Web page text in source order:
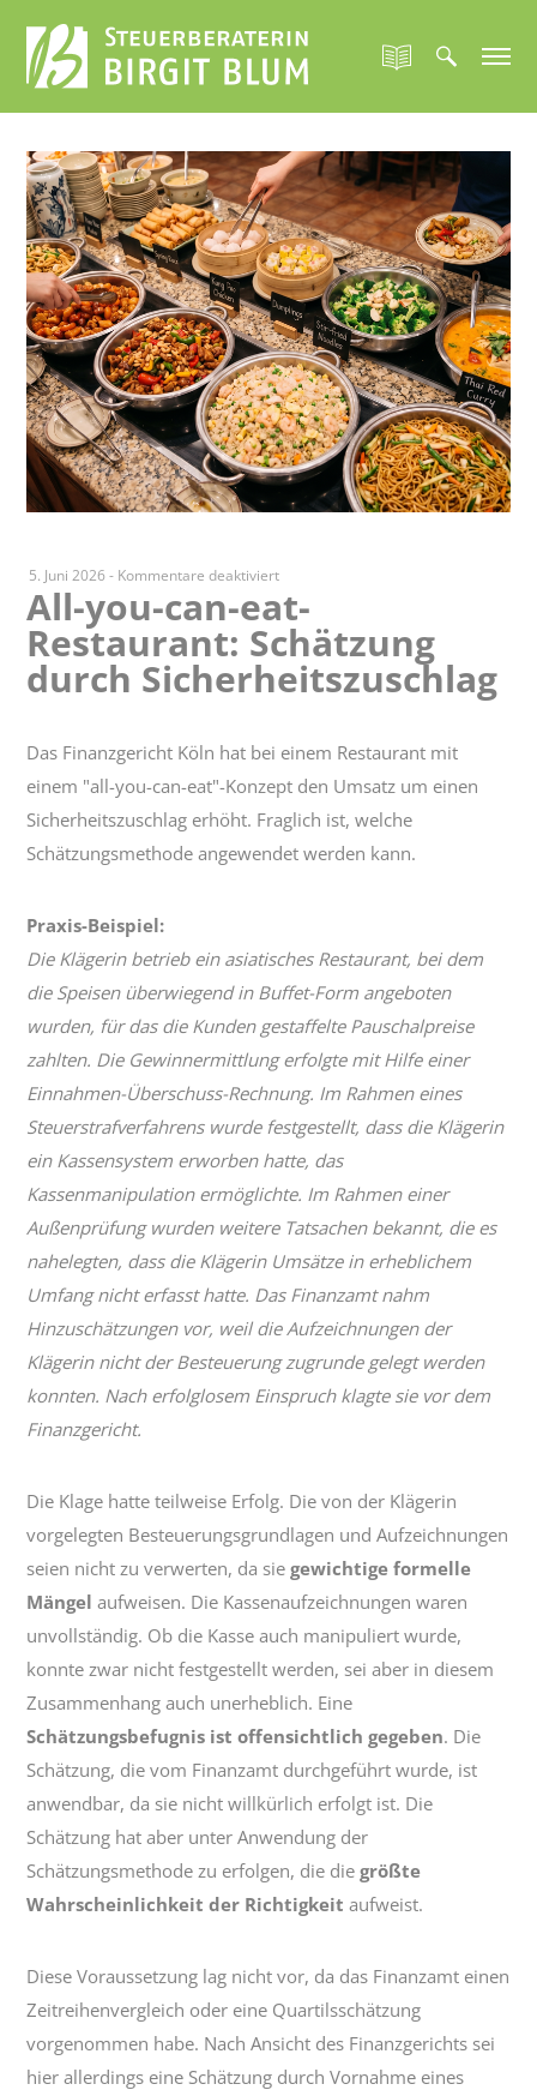
5. Juni 2026 - Kommentare deaktiviertfür
All-
you-
can-
eat-
Sicherheitszuschlag
All-you-can-eat-
Restaurant: Schätzung
durch Sicherheitszuschlag
Das Finanzgericht Köln hat bei einem Restaurant mit
einem "all-you-can-eat"-Konzept den Umsatz um einen
Sicherheitszuschlag erhöht. Fraglich ist, welche
Schätzungsmethode angewendet werden kann.
Praxis-Beispiel:
Die Klägerin betrieb ein asiatisches Restaurant, bei dem
die Speisen überwiegend in Buffet-Form angeboten
wurden, für das die Kunden gestaffelte Pauschalpreise
zahlten. Die Gewinnermittlung erfolgte mit Hilfe einer
Einnahmen-Überschuss-Rechnung. Im Rahmen eines
Steuerstrafverfahrens wurde festgestellt, dass die Klägerin
ein Kassensystem erworben hatte, das
Kassenmanipulation ermöglichte. Im Rahmen einer
Außenprüfung wurden weitere Tatsachen bekannt, die es
nahelegten, dass die Klägerin Umsätze in erheblichem
Umfang nicht erfasst hatte. Das Finanzamt nahm
Hinzuschätzungen vor, weil die Aufzeichnungen der
Klägerin nicht der Besteuerung zugrunde gelegt werden
konnten. Nach erfolglosem Einspruch klagte sie vor dem
Finanzgericht.
Die Klage hatte teilweise Erfolg. Die von der Klägerin
vorgelegten Besteuerungsgrundlagen und Aufzeichnungen
seien nicht zu verwerten, da siegewichtige formelle
Mängel aufweisen. Die Kassenaufzeichnungen waren
unvollständig. Ob die Kasse auch manipuliert wurde,
konnte zwar nicht festgestellt werden, sei aber in diesem
Zusammenhang auch unerheblich. Eine
Schätzungsbefugnis ist offensichtlich gegeben. Die
Schätzung, die vom Finanzamt durchgeführt wurde, ist
anwendbar, da sie nicht willkürlich erfolgt ist. Die
Schätzung hat aber unter Anwendung der
Schätzungsmethode zu erfolgen, die diegrößte
Wahrscheinlichkeit der Richtigkeit aufweist.
Diese Voraussetzung lag nicht vor, da das Finanzamt einen
Zeitreihenvergleich oder eine Quartilsschätzung
vorgenommen habe. Nach Ansicht des Finanzgerichts sei
hier allerdings eine Schätzung durch Vornahme eines